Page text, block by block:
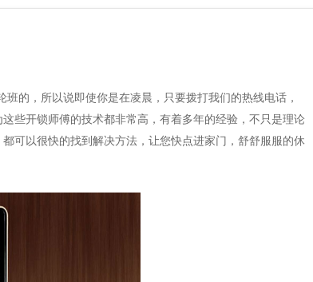
的，所以说即使你是在凌晨，只要拨打我们的热线电话，
些开锁师傅的技术都非常高，有着多年的经验，不只是理论
可以很快的找到解决方法，让您快点进家门，舒舒服服的休